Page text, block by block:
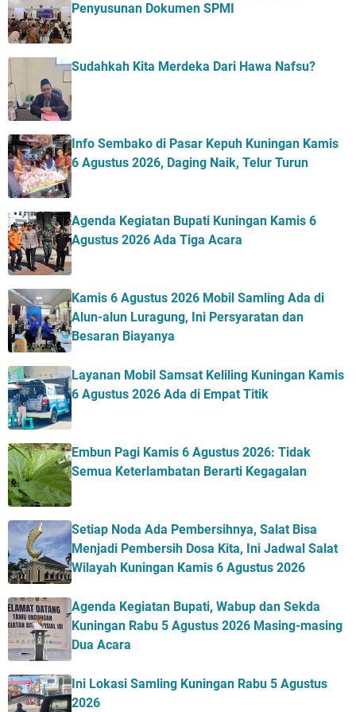
Penyusunan Dokumen SPMI
Sudahkah Kita Merdeka Dari Hawa Nafsu?
Info Sembako di Pasar Kepuh Kuningan Kamis
6 Agustus 2026, Daging Naik, Telur Turun
Agenda Kegiatan Bupati Kuningan Kamis 6
Agustus 2026 Ada Tiga Acara
Kamis 6 Agustus 2026 Mobil Samling Ada di
Alun-alun Luragung, Ini Persyaratan dan
Besaran Biayanya
Layanan Mobil Samsat Keliling Kuningan Kamis
6 Agustus 2026 Ada di Empat Titik
Embun Pagi Kamis 6 Agustus 2026: Tidak
Semua Keterlambatan Berarti Kegagalan
Setiap Noda Ada Pembersihnya, Salat Bisa
Menjadi Pembersih Dosa Kita, Ini Jadwal Salat
Wilayah Kuningan Kamis 6 Agustus 2026
Agenda Kegiatan Bupati, Wabup dan Sekda
Kuningan Rabu 5 Agustus 2026 Masing-masing
Dua Acara
Ini Lokasi Samling Kuningan Rabu 5 Agustus
2026